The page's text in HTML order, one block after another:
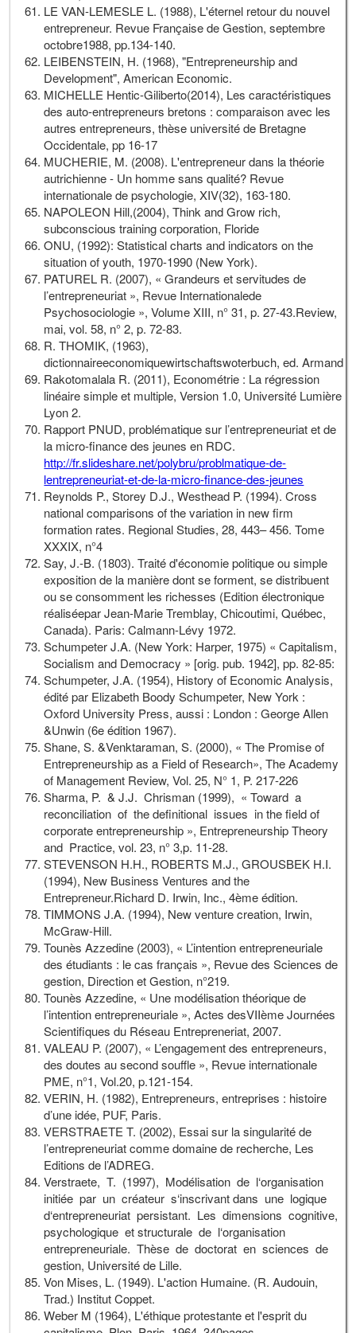
LE VAN-LEMESLE L. (1988), L'éternel retour du nouvel
entrepreneur. Revue Française de Gestion, septembre
octobre1988, pp.134-140.
LEIBENSTEIN, H. (1968), "Entrepreneurship and
Development", American Economic.
MICHELLE Hentic-Giliberto(2014), Les caractéristiques
des auto-entrepreneurs bretons : comparaison avec les
autres entrepreneurs, thèse université de Bretagne
Occidentale, pp 16-17
MUCHERIE, M. (2008). L'entrepreneur dans la théorie
autrichienne - Un homme sans qualité? Revue
internationale de psychologie, XIV(32), 163-180.
NAPOLEON Hill,(2004), Think and Grow rich,
subconscious training corporation, Floride
ONU, (1992): Statistical charts and indicators on the
situation of youth, 1970-1990 (New York).
PATUREL R. (2007), « Grandeurs et servitudes de
l’entrepreneuriat », Revue Internationalede
Psychosociologie », Volume XIII, n° 31, p. 27-43.Review,
mai, vol. 58, n° 2, p. 72-83.
R. THOMIK, (1963),
dictionnaireeconomiquewirtschaftswoterbuch, ed. Armand
Rakotomalala R. (2011), Econométrie : La régression
linéaire simple et multiple, Version 1.0, Université Lumière
Lyon 2.
Rapport PNUD, problématique sur l’entrepreneuriat et de
la micro-finance des jeunes en RDC.
http://fr.slideshare.net/polybru/problmatique-de-
lentrepreneuriat-et-de-la-micro-finance-des-jeunes
Reynolds P., Storey D.J., Westhead P. (1994). Cross
national comparisons of the variation in new firm
formation rates. Regional Studies, 28, 443– 456. Tome
XXXIX, n°4
Say, J.-B. (1803). Traité d'économie politique ou simple
exposition de la manière dont se forment, se distribuent
ou se consomment les richesses (Edition électronique
réaliséepar Jean-Marie Tremblay, Chicoutimi, Québec,
Canada). Paris: Calmann-Lévy 1972.
Schumpeter J.A. (New York: Harper, 1975) « Capitalism,
Socialism and Democracy » [orig. pub. 1942], pp. 82-85:
Schumpeter, J.A. (1954), History of Economic Analysis,
édité par Elizabeth Boody Schumpeter, New York :
Oxford University Press, aussi : London : George Allen
&Unwin (6e édition 1967).
Shane, S. &Venktaraman, S. (2000), « The Promise of
Entrepreneurship as a Field of Research», The Academy
of Management Review, Vol. 25, N° 1, P. 217-226
Sharma, P. & J.J. Chrisman (1999), « Toward a
reconciliation of the definitional issues in the field of
corporate entrepreneurship », Entrepreneurship Theory
and Practice, vol. 23, n° 3,p. 11-28.
STEVENSON H.H., ROBERTS M.J., GROUSBEK H.I.
(1994), New Business Ventures and the
Entrepreneur.Richard D. Irwin, Inc., 4ème édition.
TIMMONS J.A. (1994), New venture creation, Irwin,
McGraw-Hill.
Tounès Azzedine (2003), « L’intention entrepreneuriale
des étudiants : le cas français », Revue des Sciences de
gestion, Direction et Gestion, n°219.
Tounès Azzedine, « Une modélisation théorique de
l’intention entrepreneuriale », Actes desVIIème Journées
Scientifiques du Réseau Entrepreneriat, 2007.
VALEAU P. (2007), « L’engagement des entrepreneurs,
des doutes au second souffle », Revue internationale
PME, n°1, Vol.20, p.121-154.
VERIN, H. (1982), Entrepreneurs, entreprises : histoire
d’une idée, PUF, Paris.
VERSTRAETE T. (2002), Essai sur la singularité de
l’entrepreneuriat comme domaine de recherche, Les
Editions de l’ADREG.
Verstraete, T. (1997), Modélisation de l‘organisation
initiée par un créateur s‘inscrivant dans une logique
d‘entrepreneuriat persistant. Les dimensions cognitive,
psychologique et structurale de l‘organisation
entrepreneuriale. Thèse de doctorat en sciences de
gestion, Université de Lille.
Von Mises, L. (1949). L'action Humaine. (R. Audouin,
Trad.) Institut Coppet.
Weber M (1964), L'éthique protestante et l'esprit du